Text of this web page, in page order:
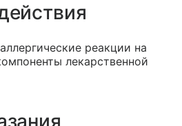
реакции на
лекарственной